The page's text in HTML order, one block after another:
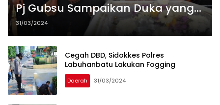
Pj Gubsu Sampaikan Duka yang
Mendalam
31/03/2024
Cegah DBD, Sidokkes Polres
Labuhanbatu Lakukan Fogging
Daerah 31/03/2024